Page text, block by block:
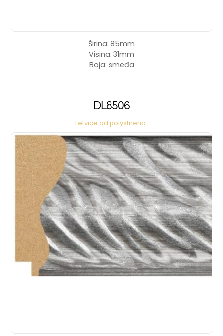
Širina: 85mm
Visina: 31mm
Boja: smeđa
DL8506
Letvice od polystirena